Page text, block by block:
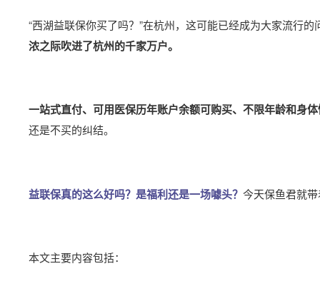
“西湖益联保你买了吗？”在杭州，这可能已经成为大家流行的
浓之际吹进了杭州的千家万户。
一站式直付、可用医保历年账户余额可购买、不限年龄和身
还是不买的纠结。
益联保真的这么好吗？是福利还是一场噱头？ 今天保鱼君就
本文主要内容包括：